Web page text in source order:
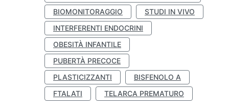
BIOMONITORAGGIO
STUDI IN VIVO
INTERFERENTI ENDOCRINI
OBESITÀ INFANTILE
PUBERTÀ PRECOCE
PLASTICIZZANTI
BISFENOLO A
FTALATI
TELARCA PREMATURO